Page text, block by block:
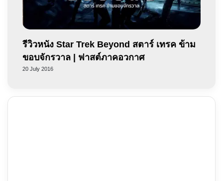
รีวิวหนัง Star Trek Beyond สตาร์ เทรค ข้าม
ขอบจักรวาล | ฟาสต์ภาคอวกาศ
20 July 2016